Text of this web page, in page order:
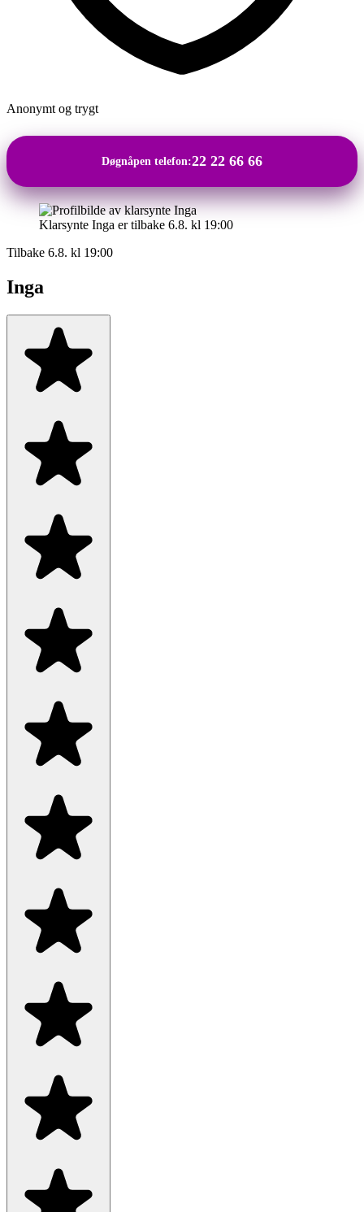
Anonymt og trygt
Døgnåpen telefon:22 22 66 66
Klarsynte Inga er tilbake 6.8. kl 19:00
Tilbake 6.8. kl 19:00
Inga